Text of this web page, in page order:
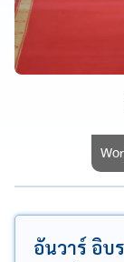
อันวาร์ อิบ